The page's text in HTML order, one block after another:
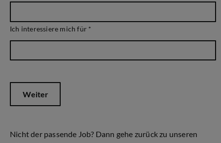
Ich interessiere mich für *
Weiter
Nicht der passende Job? Dann gehe zurück zu unseren